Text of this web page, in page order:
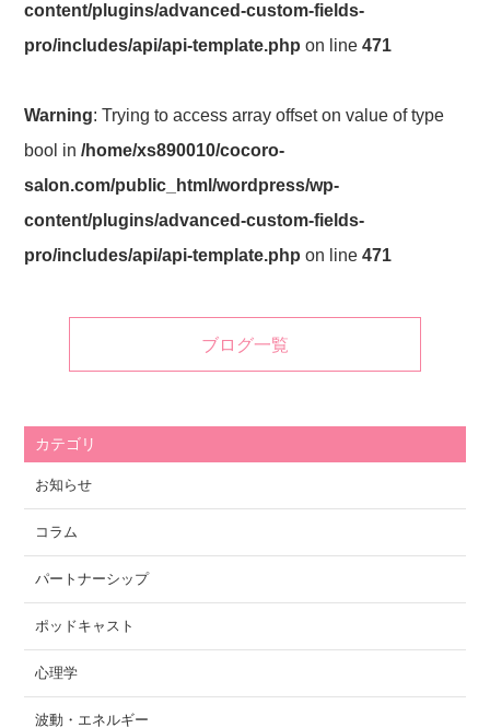
content/plugins/advanced-custom-fields-
pro/includes/api/api-template.php on line471
Warning: Trying to access array offset on value of type
bool in/home/xs890010/cocoro-
salon.com/public_html/wordpress/wp-
content/plugins/advanced-custom-fields-
pro/includes/api/api-template.php on line471
ブログ一覧
カテゴリ
お知らせ
コラム
パートナーシップ
ポッドキャスト
心理学
波動・エネルギー